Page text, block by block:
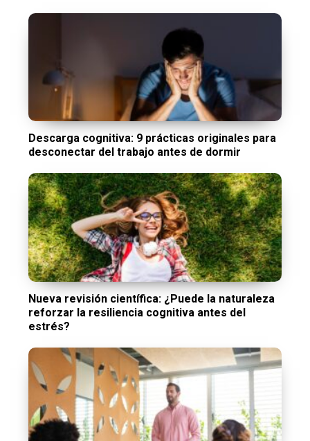
Descarga cognitiva: 9 prácticas originales para
desconectar del trabajo antes de dormir
Nueva revisión científica: ¿Puede la naturaleza
reforzar la resiliencia cognitiva antes del
estrés?